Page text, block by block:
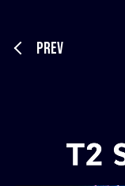
PREV